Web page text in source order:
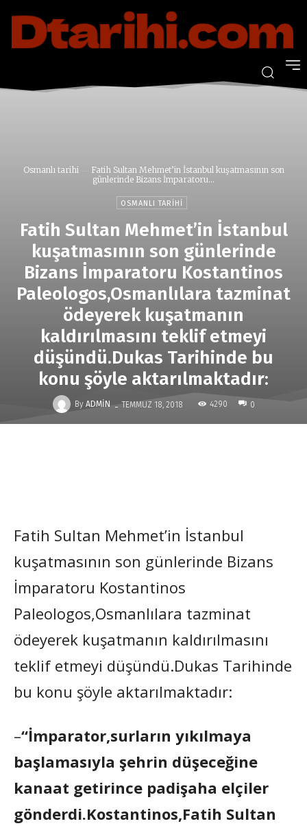
Osmanlı tarihi
Fatih Sultan Mehmet’in İstanbul kuşatmasının son
günlerinde Bizans İmparatoru...
OSMANLI TARIHI
Fatih Sultan Mehmet’in İstanbul
kuşatmasının son günlerinde
Bizans İmparatoru Kostantinos
Paleologos,Osmanlılara tazminat
ödeyerek kuşatmanın
kaldırılmasını teklif etmeyi
düşündü.Dukas Tarihinde bu
konu şöyle aktarılmaktadır:
By ADMIN - TEMMUZ 18, 2018 4290 0
Fatih Sultan Mehmet’in İstanbul
kuşatmasının son günlerinde Bizans
İmparatoru Kostantinos
Paleologos,Osmanlılara tazminat
ödeyerek kuşatmanın kaldırılmasını
teklif etmeyi düşündü.Dukas Tarihinde
bu konu şöyle aktarılmaktadır:
–“İmparator,surların yıkılmaya
başlamasıyla şehrin düşeceğine
kanaat getirince padişaha elçiler
gönderdi.Kostantinos,Fatih Sultan